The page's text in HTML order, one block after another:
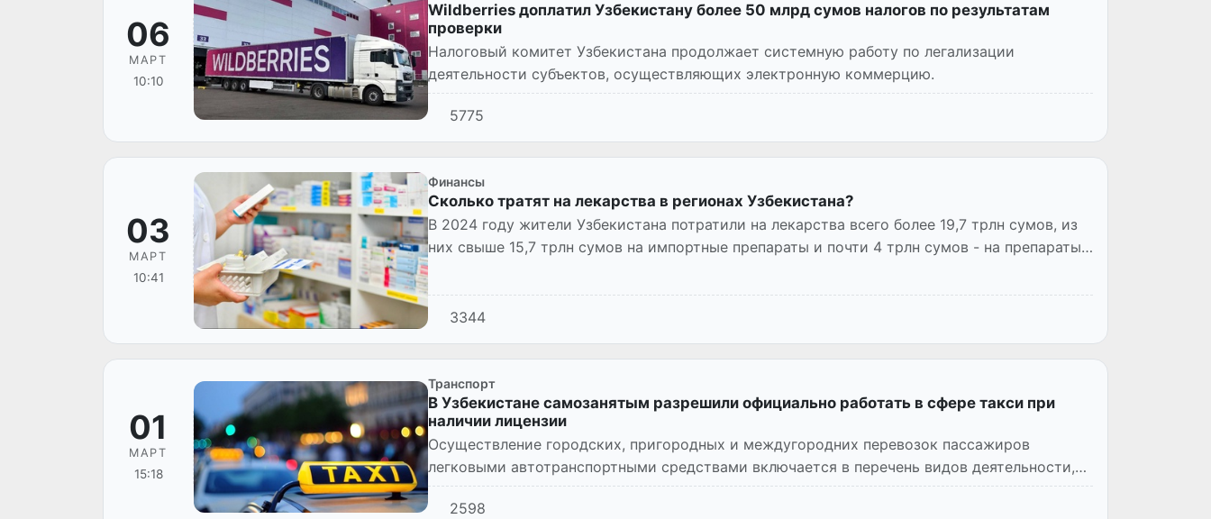
06
МАРТ
10:10
Wildberries доплатил Узбекистану более 50 млрд сумов налогов по результатам
проверки
Налоговый комитет Узбекистана продолжает системную работу по легализации
деятельности субъектов, осуществляющих электронную коммерцию.
5775
03
МАРТ
10:41
Финансы
Сколько тратят на лекарства в регионах Узбекистана?
В 2024 году жители Узбекистана потратили на лекарства всего более 19,7 трлн сумов, из
них свыше 15,7 трлн сумов на импортные препараты и почти 4 трлн сумов - на препараты
3344
01
МАРТ
15:18
Транспорт
В Узбекистане самозанятым разрешили официально работать в сфере такси при
наличии лицензии
Осуществление городских, пригородных и междугородних перевозок пассажиров
легковыми автотранспортными средствами включается в перечень видов деятельности,
которыми могут заниматься...
2598